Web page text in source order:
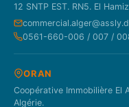
12 SNTP EST. RN5. El
0561-660-006 / 007 /
ORAN
Coopérative Immobilière El
Algérie.